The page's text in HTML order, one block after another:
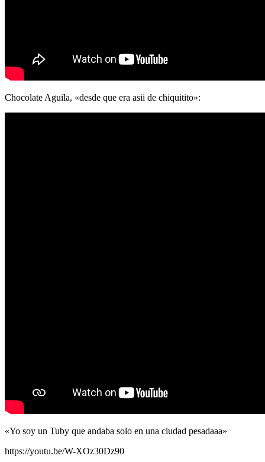
Chocolate Aguila, «desde que era asii de chiquitito»:
«Yo soy un Tuby que andaba solo en una ciudad pesadaaa»
https://youtu.be/W-XOz30Dz90